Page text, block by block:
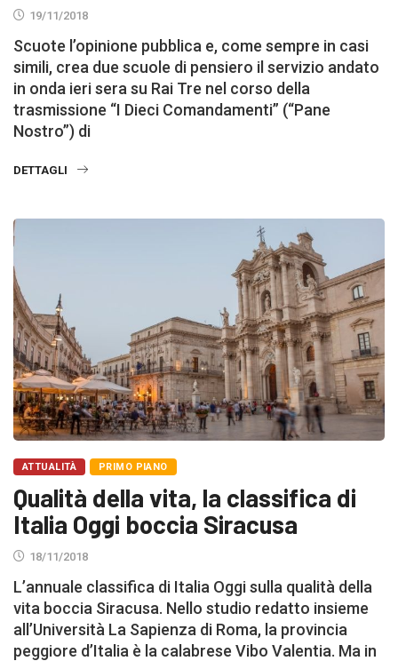
19/11/2018
Scuote l’opinione pubblica e, come sempre in casi
simili, crea due scuole di pensiero il servizio andato
in onda ieri sera su Rai Tre nel corso della
trasmissione “I Dieci Comandamenti” (“Pane
Nostro”) di
DETTAGLI
ATTUALITÀ PRIMO PIANO
Qualità della vita, la classifica di
Italia Oggi boccia Siracusa
18/11/2018
L’annuale classifica di Italia Oggi sulla qualità della
vita boccia Siracusa. Nello studio redatto insieme
all’Università La Sapienza di Roma, la provincia
peggiore d’Italia è la calabrese Vibo Valentia. Ma in